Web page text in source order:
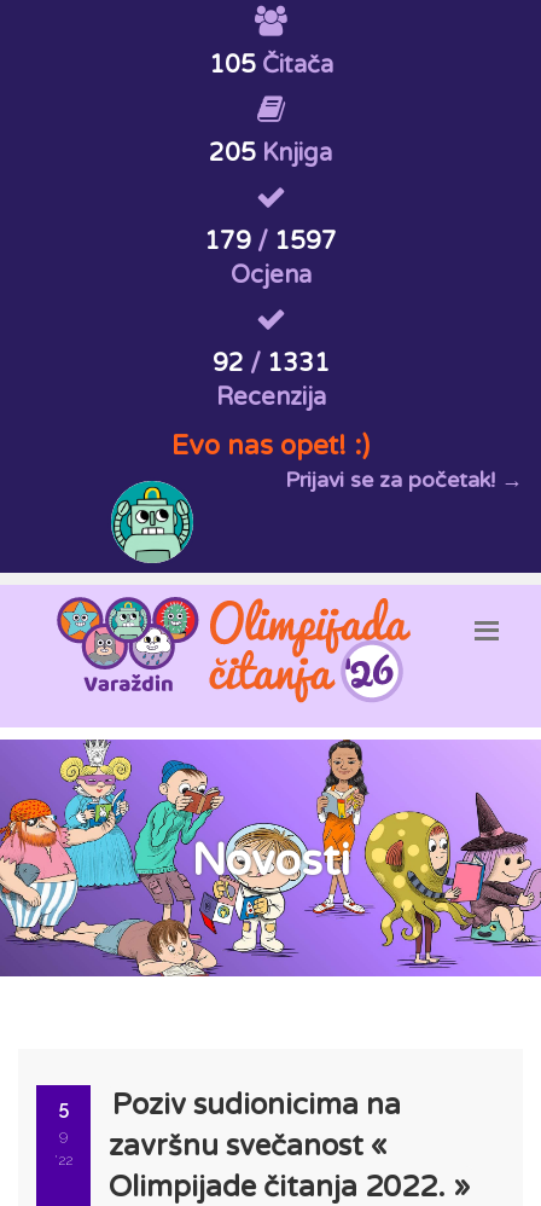
105Čitača
205 Knjiga
179 / 1597
Ocjena
92 / 1331
Recenzija
Evo nas opet! :)
Prijavi se za početak! →
Novosti
5
9
'22
Poziv sudionicima na
završnu svečanost «
Olimpijade čitanja 2022. »